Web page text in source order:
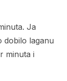
Ja
dobilo laganu
minuta i